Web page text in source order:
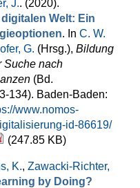
J.. (2020).
Welt: Ein
. In C. W.
G. (Hrsg.), Bildung
Suche nach
(Bd.
134). Baden-Baden:
www.nomos-
id-86619/
(247.85 KB)
K., Zawacki-Richter,
by Doing?